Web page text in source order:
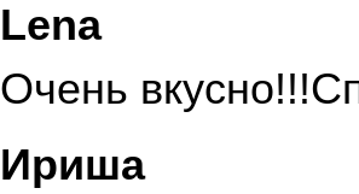
Lena
Очень
Ириша